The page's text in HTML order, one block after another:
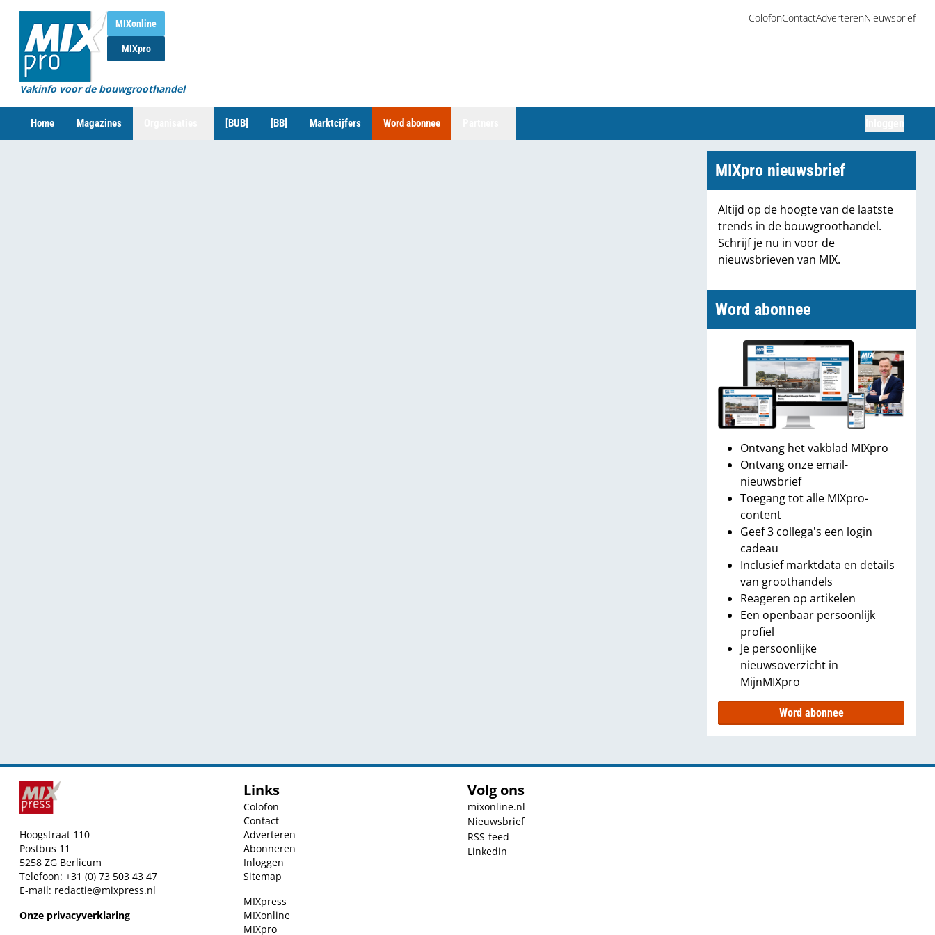
MIXonline
MIXpro
Vakinfo voor de bouwgroothandel
ColofonContactAdverterenNieuwsbrief
Home Magazines [BUB] [BB] Marktcijfers Word abonnee
MIXpro nieuwsbrief
Altijd op de hoogte van de laatste
trends in de bouwgroothandel.
Schrijf je nu in voor de
nieuwsbrieven van MIX.
Word abonnee
Ontvang het vakblad MIXpro
Ontvang onze email-
nieuwsbrief
Toegang tot alle MIXpro-
content
Geef 3 collega's een login
cadeau
Inclusief marktdata en details
van groothandels
Reageren op artikelen
Een openbaar persoonlijk
profiel
Je persoonlijke
nieuwsoverzicht in
MijnMIXpro
Word abonnee
Hoogstraat 110
Postbus 11
5258 ZG Berlicum
Telefoon: +31 (0) 73 503 43 47
E-mail: redactie@mixpress.nl
Onze privacyverklaring
Links
Colofon
Contact
Adverteren
Abonneren
Inloggen
Sitemap
MIXpress
MIXonline
MIXpro
Volg ons
mixonline.nl
Nieuwsbrief
RSS-feed
Linkedin